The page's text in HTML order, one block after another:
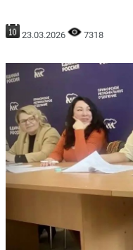
23.03.2026 7318